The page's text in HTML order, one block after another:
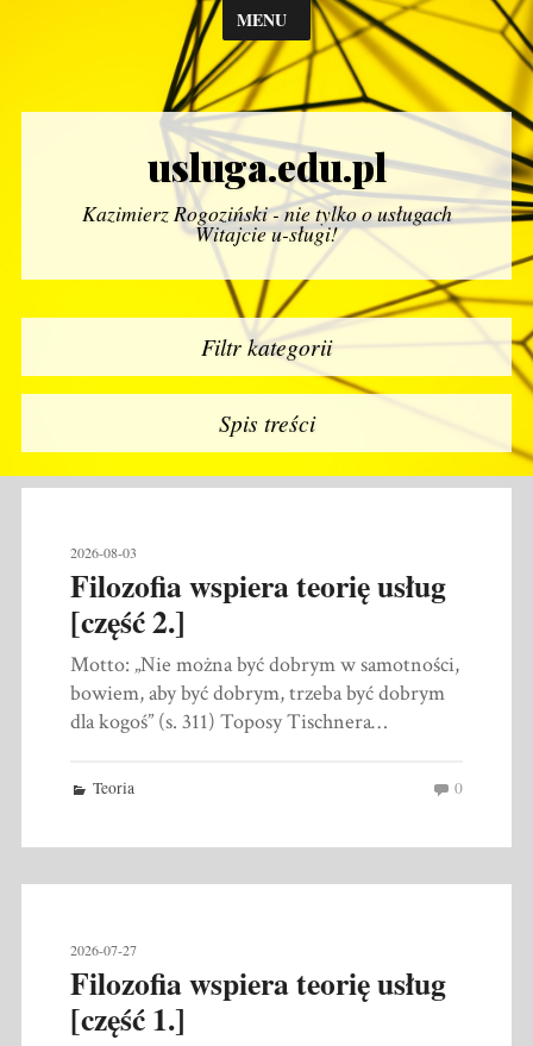
MENU
usluga.edu.pl
Kazimierz Rogoziński - nie tylko o usługach
Witajcie u-sługi!
Filtr kategorii
Spis treści
2026-08-03
Filozofia wspiera teorię usług
[część 2.]
Motto: „Nie można być dobrym w samotności,
bowiem, aby być dobrym, trzeba być dobrym
dla kogoś” (s. 311) Toposy Tischnera…
Teoria 0
2026-07-27
Filozofia wspiera teorię usług
[część 1.]